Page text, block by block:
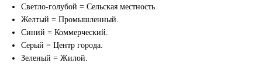
Светло-голубой = Сельская местность.
Желтый = Промышленный.
Синий = Коммерческий.
Серый = Центр города.
Зеленый = Жилой.